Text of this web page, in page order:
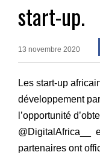
start-up.
13 novembre 2020
Les start-up
développement
l’opportunité
@DigitalAfrica__
partenaires ont